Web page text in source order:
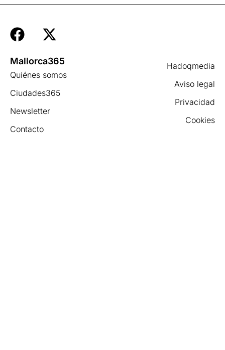
Hadoqmedia
Aviso legal
Privacidad
Cookies
Mallorca365
Quiénes somos
Ciudades365
Newsletter
Contacto